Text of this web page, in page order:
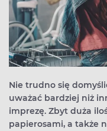
Nie trudno się
uważać bardziej niż
imprezę. Zbyt duża
papierosami, a także